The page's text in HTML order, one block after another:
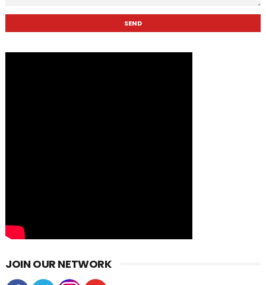
JOIN OUR NETWORK